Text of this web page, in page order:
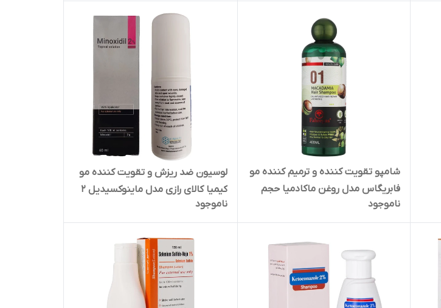
شامپو تقویت کننده و ترمیم کننده مو
فابریگاس مدل روغن ماکادمیا حجم
400 میلی لیتر
ناموجود
لوسیون ضد ریزش و تقویت کننده مو
کیمیا کالای رازی مدل ماینوکسیدیل 2
درصد حجم 60 میلی لیتر
ناموجود